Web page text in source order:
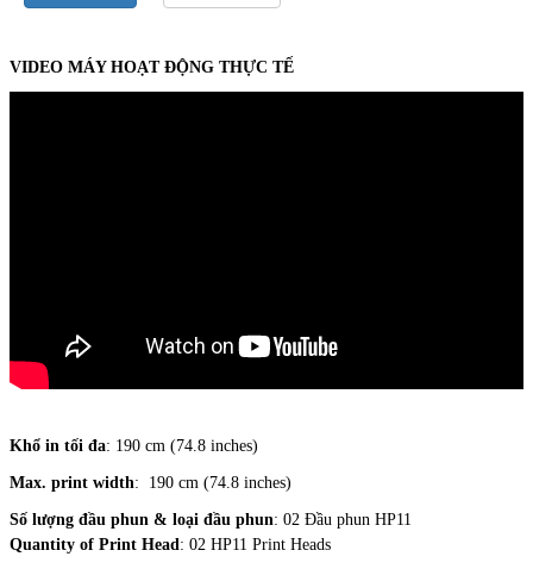
VIDEO MÁY HOẠT ĐỘNG THỰC TẾ
Khổ in tối đa: 190 cm (74.8 inches)
Max. print width: 190 cm (74.8 inches)
Số lượng đầu phun & loại đầu phun: 02 Đầu phun HP11
Quantity of Print Head: 02 HP11 Print Heads